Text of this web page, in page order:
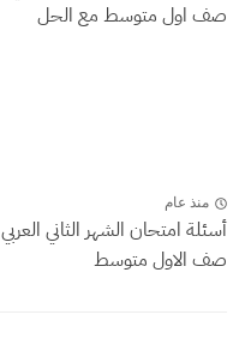
صف اول متوسط مع الحل
منذ عام
أسئلة امتحان الشهر الثاني العربي
صف الاول متوسط